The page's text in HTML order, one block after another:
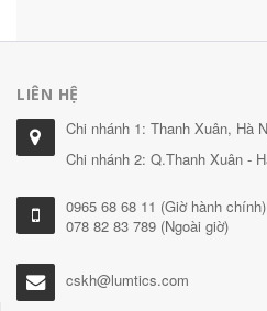
LIÊN HỆ
Chi nhánh 1: Thanh Xuân, Hà
Chi nhánh 2: Q.Thanh Xuân -
0965 68 68 11 (Giờ hành chính)
078 82 83 789 (Ngoài giờ)
cskh@lumtics.com